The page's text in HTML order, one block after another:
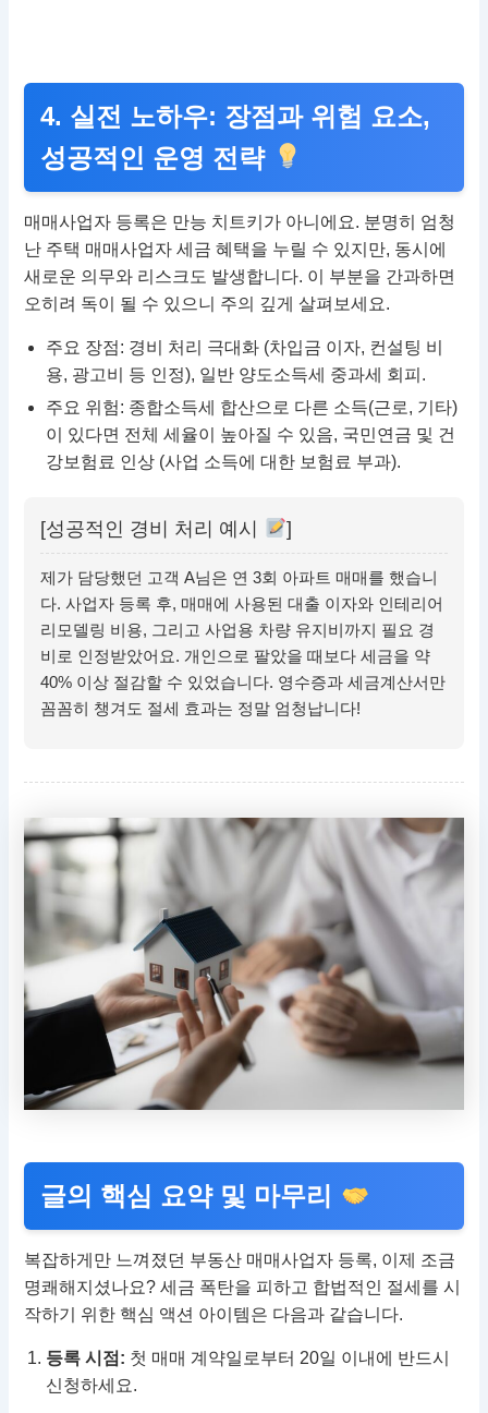
4. 실전 노하우: 장점과 위험 요소,
성공적인 운영 전략
매매사업자 등록은 만능 치트키가 아니에요. 분명히 엄청
난 주택 매매사업자 세금 혜택을 누릴 수 있지만, 동시에
새로운 의무와 리스크도 발생합니다. 이 부분을 간과하면
오히려 독이 될 수 있으니 주의 깊게 살펴보세요.
주요 장점: 경비 처리 극대화 (차입금 이자, 컨설팅 비
용, 광고비 등 인정), 일반 양도소득세 중과세 회피.
주요 위험: 종합소득세 합산으로 다른 소득(근로, 기타)
이 있다면 전체 세율이 높아질 수 있음, 국민연금 및 건
강보험료 인상 (사업 소득에 대한 보험료 부과).
[성공적인 경비 처리 예시 ]
제가 담당했던 고객 A님은 연 3회 아파트 매매를 했습니
다. 사업자 등록 후, 매매에 사용된 대출 이자와 인테리어
리모델링 비용, 그리고 사업용 차량 유지비까지 필요 경
비로 인정받았어요. 개인으로 팔았을 때보다 세금을 약
40% 이상 절감할 수 있었습니다. 영수증과 세금계산서만
꼼꼼히 챙겨도 절세 효과는 정말 엄청납니다!
글의 핵심 요약 및 마무리
복잡하게만 느껴졌던 부동산 매매사업자 등록, 이제 조금
명쾌해지셨나요? 세금 폭탄을 피하고 합법적인 절세를 시
작하기 위한 핵심 액션 아이템은 다음과 같습니다.
등록 시점: 첫 매매 계약일로부터 20일 이내에 반드시
신청하세요.